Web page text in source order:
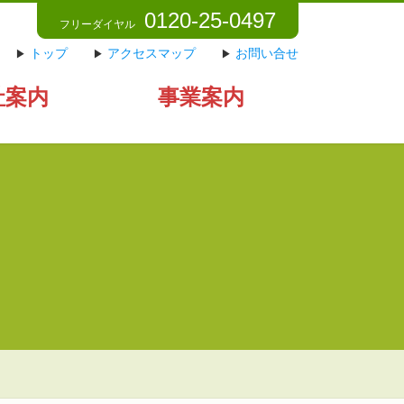
フリーダイヤル 0120-25-0497
トップ アクセスマップ お問い合せ
案内 事業案内